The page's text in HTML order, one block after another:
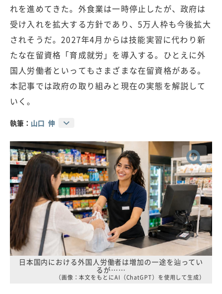
れを進めてきた。外食業は一時停止したが、政府は
受け入れを拡大する方針であり、5万人枠も今後拡大
されそうだ。2027年4月からは技能実習に代わり新
たな在留資格「育成就労」を導入する。ひとえに外
国人労働者といってもさまざまな在留資格がある。
本記事では政府の取り組みと現在の実態を解説して
いく。
執筆： 山口 伸
日本国内における外国人労働者は増加の一途を辿ってい
るが……
（画像：本文をもとにAI（ChatGPT）を使用して生成）